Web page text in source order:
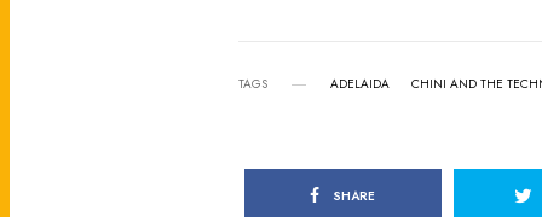
TAGS ADELAIDA CHINI AND THE
SHARE